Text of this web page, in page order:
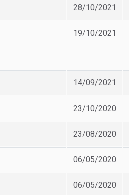
28/10/2021
19/10/2021
14/09/2021
23/10/2020
23/08/2020
06/05/2020
06/05/2020